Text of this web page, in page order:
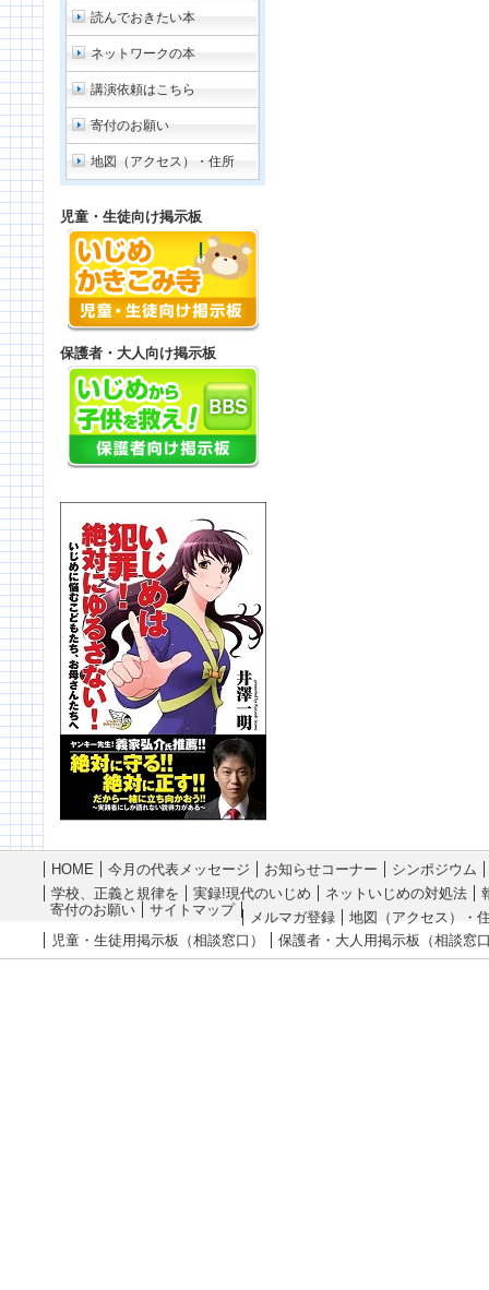
読んでおきたい本
ネットワークの本
講演依頼はこちら
寄付のお願い
地図（アクセス）・住所
児童・生徒向け掲示板
保護者・大人向け掲示板
HOME 今月の代表メッセージ お知らせコーナー
シンポジウム
学校、正義と規律を
実録!現代のいじめ ネットいじめの対処法
寄付のお願い
サイトマップ メルマガ登録
地図（アクセス）・
児童・生徒用掲示板（相談窓口）
保護者・大人用掲示板（相談窓